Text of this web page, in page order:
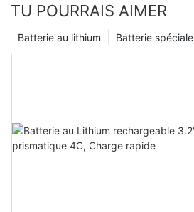
TU POURRAIS AIMER
Batterie spéciale
Batterie au lithium